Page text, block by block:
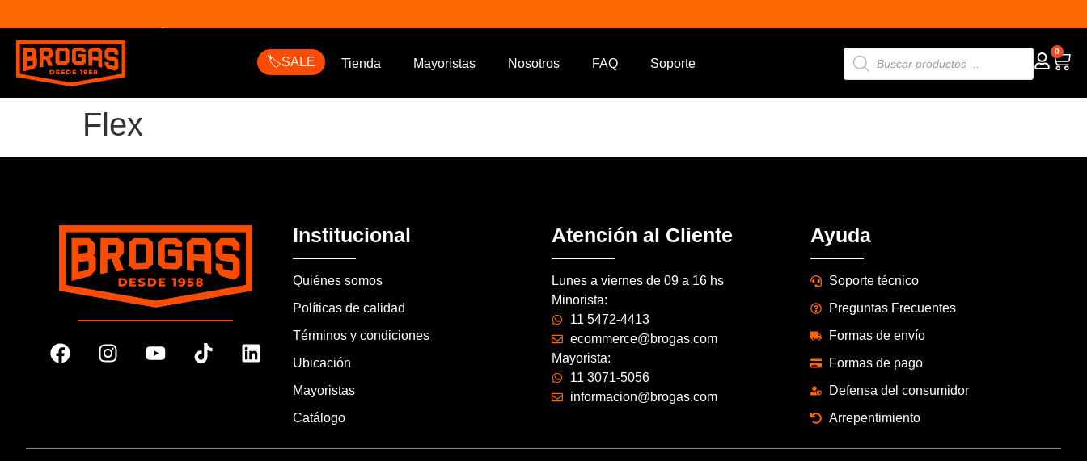
🏷️SALE Tienda Mayoristas Nosotros FAQ Soporte
0
Flex
Institucional
Quiénes somos
Políticas de calidad
Términos y condiciones
Ubicación
Mayoristas
Catálogo
Atención al Cliente
Lunes a viernes de 09 a 16 hs
Minorista:
11 5472-4413
ecommerce@brogas.com
Mayorista:
11 3071-5056
informacion@brogas.com
Ayuda
Soporte técnico
Preguntas Frecuentes
Formas de envío
Formas de pago
Defensa del consumidor
Arrepentimiento